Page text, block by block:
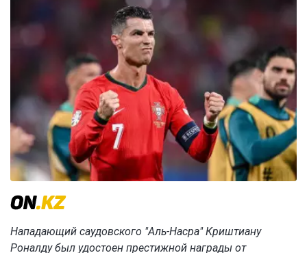
Нападающий саудовского "Аль-Насра" Криштиану
Роналду был удостоен престижной награды от